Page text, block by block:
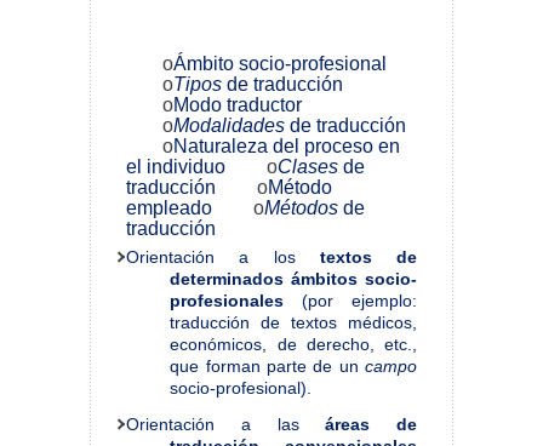
oÁmbito socio-profesional
oTiposde traducción
oModo traductor
oModalidadesde traducción
oNaturaleza del proceso en
el individuo
oClasesde
traducción
oMétodo
empleado
oMétodosde
traducción
Orientación a los textos de
determinados ámbitos socio-
profesionales (por ejemplo:
traducción de textos médicos,
económicos, de derecho, etc.,
que forman parte de un campo
socio-profesional).
Orientación a lasáreas de